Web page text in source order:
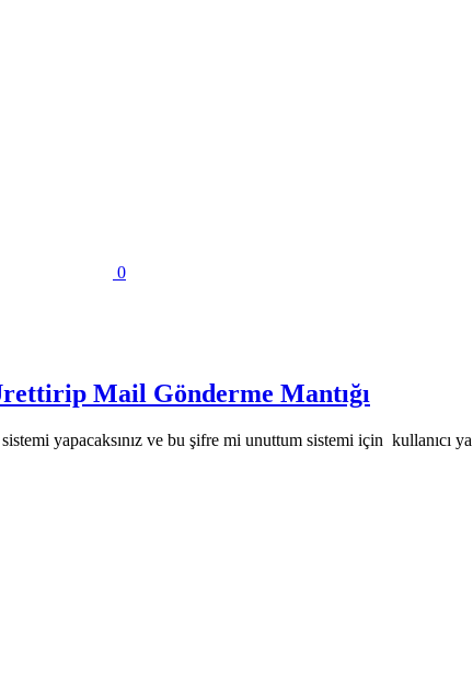
0
Mail Gönderme Mantığı
yapacaksınız ve bu şifre mi unuttum sistemi için kullanıcı